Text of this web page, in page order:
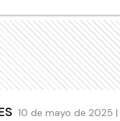
10 de mayo de 2025